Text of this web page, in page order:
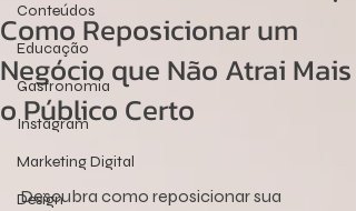
Conteúdos
Educação
Gastronomia
Instagram
Marketing Digital
Design
Como Reposicionar um
Negócio que Não Atrai Mais
o Público Certo
Descubra como reposicionar sua